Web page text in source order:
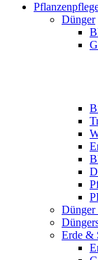
Dünger
Dünger
Erde &